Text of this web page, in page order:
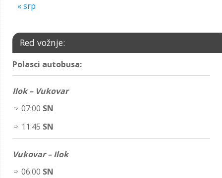
« srp
Red vožnje:
Polasci autobusa:
Ilok – Vukovar
07:00 SN
11:45 SN
Vukovar – Ilok
06:00 SN